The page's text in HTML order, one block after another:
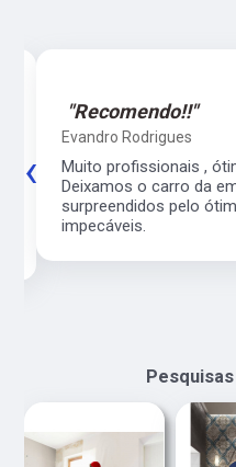
"Recomendo!!"
Evandro Rodrigues
Muito profissionais ,
Deixamos o carro da
surpreendidos pelo
impecáveis.
‹